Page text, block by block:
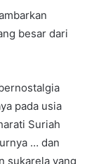
besar dari
pada usia
Suriah
… dan
sukarela yang